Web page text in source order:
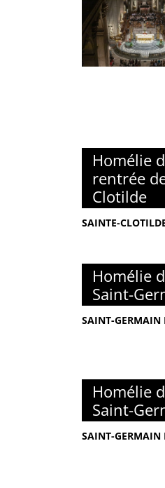
Homélie
rentrée
Clotilde
SAINTE-
Homélie
Saint-
SAINT-GERMAIN
Homélie
Saint-
SAINT-GERMAIN